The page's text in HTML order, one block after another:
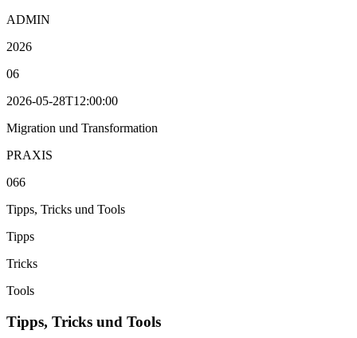
ADMIN
2026
06
2026-05-28T12:00:00
Migration und Transformation
PRAXIS
066
Tipps, Tricks und Tools
Tipps
Tricks
Tools
Tipps, Tricks und Tools